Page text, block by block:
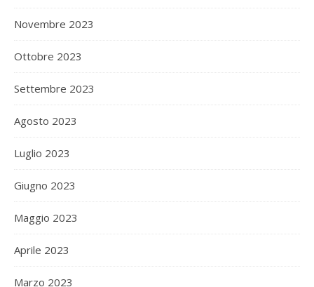
Novembre 2023
Ottobre 2023
Settembre 2023
Agosto 2023
Luglio 2023
Giugno 2023
Maggio 2023
Aprile 2023
Marzo 2023